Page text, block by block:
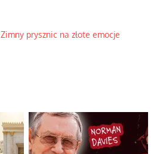
Zimny prysznic na złote emocje